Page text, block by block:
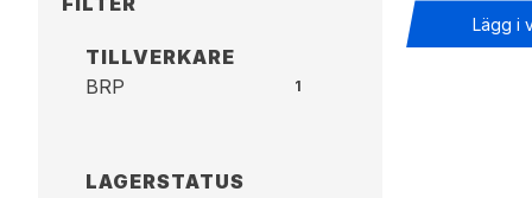
TILLVERKARE
BRP
1
LAGERSTATUS
Lägg i